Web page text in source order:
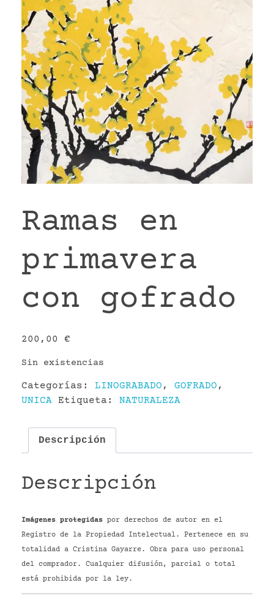
VR
Ramas en
primavera
con gofrado
200,00 €
Sin existencias
Categorías: LINOGRABADO , GOFRADO ,
UNICA Etiqueta: NATURALEZA
Descripción
Descripción
Imágenes protegidas por derechos de autor en el
Registro de la Propiedad Intelectual. Pertenece en su
totalidad a Cristina Gayarre. Obra para uso personal
del comprador. Cualquier difusión, parcial o total
está prohibida por la ley.